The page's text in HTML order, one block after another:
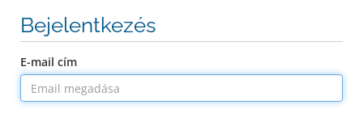
Bejelentkezés
E-mail cím